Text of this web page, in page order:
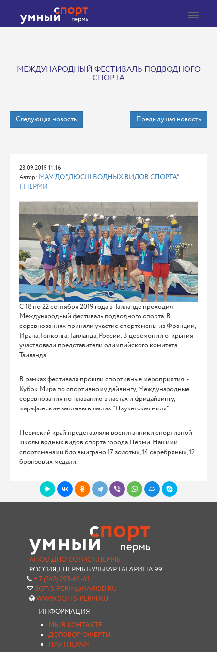
Toggle
МЕЖДУНАРОДНЫЙ ФЕСТИВАЛЬ ПОДВОДНОГО
СПОРТА
Следующая новость Предыдущая новость
23.09.2019 11:16
Автор: МАУ ДО "ДЮСШ ВОДНЫХ ВИДОВ СПОРТА"
Г.ПЕРМИ
С 18 по 22 сентября 2019 года в Таиланде проходил
Международный фестиваль подводного спорта. В
соревнованиях приняли участие спортсмены из Франции,
Ирана, Гонконга, Таиланда, России. В церемонии открытия
участвовали представители олимпийского комитета
Таиланда.
В рамках фестиваля прошли спортивные мероприятия -
Кубок Мира по спортивному дайвингу, Международные
соревнования по плаванию в ластах и фридайвингу,
марафонские заплывы в ластах "Пхукетская миля".
Пермский край представляли воспитанники спортивной
школы водных видов спорта города Перми. Нашими
спортсменами бло выиграно 17 золотых, 14 серебряных, 12
бронзовых медали.
АНОО ДПО СОТИС Г.ПЕРМЬ
РОССИЯ,Г.ПЕРМЬ БУЛЬВАР ГАГАРИНА 99
+ 7 (342) 293-64-41
SOTIS-PERM@NAROD.RU
WWW.SOTIS-PERM.RU
ИНФОРМАЦИЯ
МЫ В КОНТАКТЕ
ДОГОВОР ОФЕРТЫ
ПАРТНЕРАМ